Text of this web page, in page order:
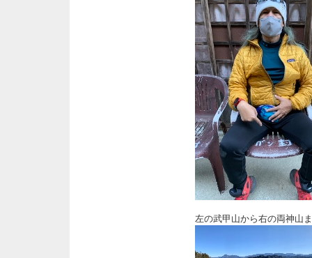
左の武甲山から右の両神山